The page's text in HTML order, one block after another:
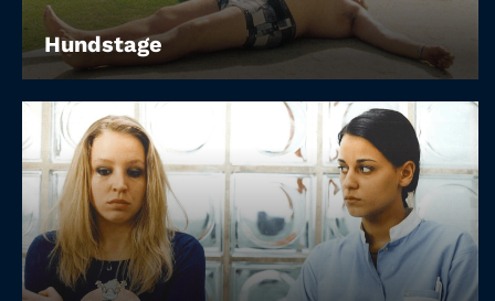
Hundstage